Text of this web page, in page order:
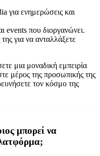
για ενημερώσεις και
events που διοργανώνει.
για να ανταλλάξετε
μια μοναδική εμπειρία
μέρος της προσωπικής της
τον κόσμο της
μπορεί να